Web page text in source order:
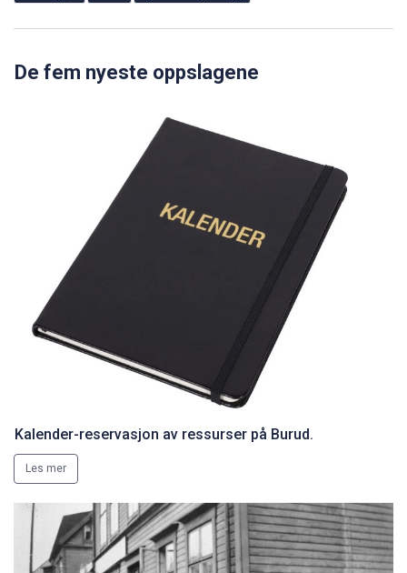
De fem nyeste oppslagene
Kalender-reservasjon av ressurser på Burud.
Les mer